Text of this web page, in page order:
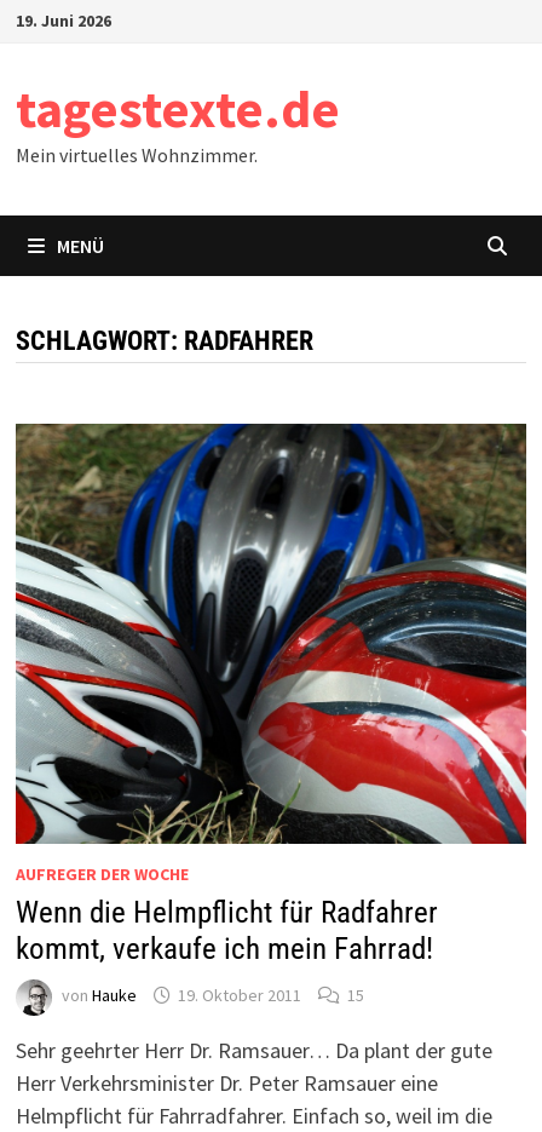
Zum19. Juni 2026
tagestexte.de
Mein virtuelles Wohnzimmer.
MENÜ
SCHLAGWORT: RADFAHRER
AUFREGER DER WOCHE
Wenn die Helmpflicht für Radfahrer
kommt, verkaufe ich mein Fahrrad!
von Hauke 19. Oktober 2011 15
Sehr geehrter Herr Dr. Ramsauer… Da plant der gute
Herr Verkehrsminister Dr. Peter Ramsauer eine
Helmpflicht für Fahrradfahrer. Einfach so, weil im die